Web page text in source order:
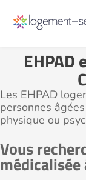
EHPAD
Les EHPAD
personnes
physique ou
Vous
médicalisée